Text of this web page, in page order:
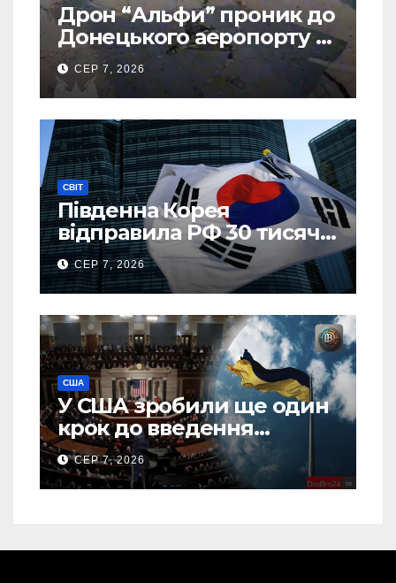
Дрон “Альфи” проник до
Донецького аеропорту та
спалив “Шахед” ще до
запуску
СЕР 7, 2026
СВІТ
Південна Корея
відправила РФ 30 тисяч
тонн авіапалива
СЕР 7, 2026
США
У США зробили ще один
крок до введення
“пекельних санкцій”
проти Росії
СЕР 7, 2026